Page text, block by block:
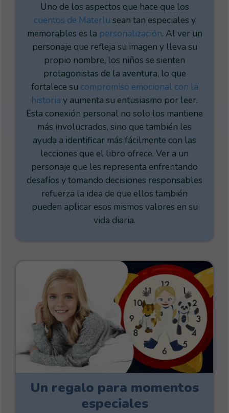
Uno de los aspectos que hace que los
cuentos de Materlu sean tan especiales y
memorables es la personalización. Al ver un
personaje que refleja su imagen y lleva su
propio nombre, los niños se sienten
protagonistas de la aventura, lo que
fortalece su compromiso emocional con la
historia y aumenta su entusiasmo por leer.
Esta conexión personal no solo los mantiene
más involucrados, sino que también les
ayuda a identificar más fácilmente con las
lecciones que el libro ofrece. Ver a un
personaje que les representa enfrentando
desafíos y tomando decisiones responsables
refuerza la idea de que ellos también
pueden aplicar esos mismos valores en su
vida diaria.
Un regalo para momentos
especiales